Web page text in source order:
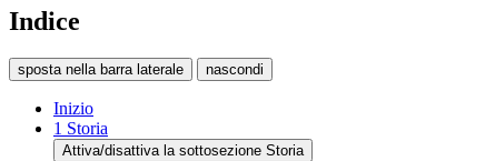
Indice
sposta nella barra laterale nascondi
Inizio
1 Storia
Attiva/disattiva la sottosezione Storia